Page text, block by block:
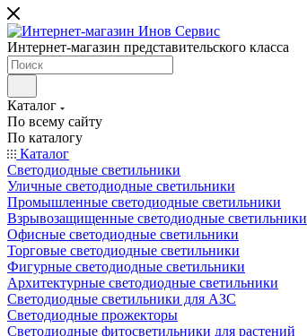
Интернет-магазин представительского класса
Каталог
По всему сайту
По каталогу
Каталог
Светодиодные светильники
Уличные светодиодные светильники
Промышленные светодиодные светильники
Взрывозащищенные светодиодные светильники
Офисные светодиодные светильники
Торговые светодиодные светильники
Фигурные светодиодные светильники
Архитектурные светодиодные светильники
Светодиодные светильники для АЗС
Светодиодные прожекторы
Светодиодные фитосветильники для растений